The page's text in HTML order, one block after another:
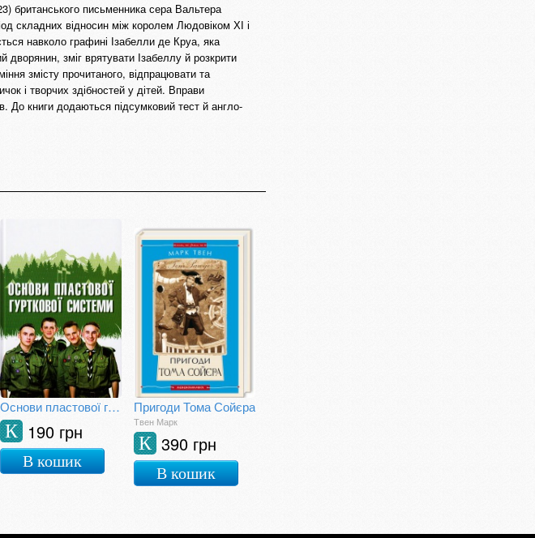
британського письменника сера Вальтера
складних відносин між королем Людовіком ХІ і
навколо графині Ізабелли де Круа, яка
дворянин, зміг врятувати Ізабеллу й розкрити
змісту прочитаного, відпрацювати та
і творчих здібностей у дітей. Вправи
До книги додаються підсумковий тест й англо-
Основи пластової гурткової системи
190 грн
К
В кошик
Пригоди Тома Сойєра
Твен Марк
390 грн
К
В кошик